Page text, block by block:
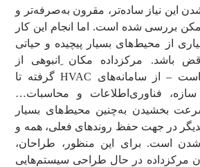
این نیاز ساده‌تر، مقرون به‌صرفه‌تر و
بررسی شده است. اما انجام این کار
از محیط‌های بسیار پیچیده و حیاتی
باشد. مرکزداده مکان ِانبوهی از
فناوری‌های مختلف است – از سامانه‌های HVAC گرفته تا
فناوری‌اطلاعات و محاسبات…
بخشیدن به‌چنین محیط‌های بسیار
در جهت حفظ روندهای فعلی، همه و
شدن است. برای این منظور، طراحان،
مرکزداده در حال طراحی سیستم‌هایی